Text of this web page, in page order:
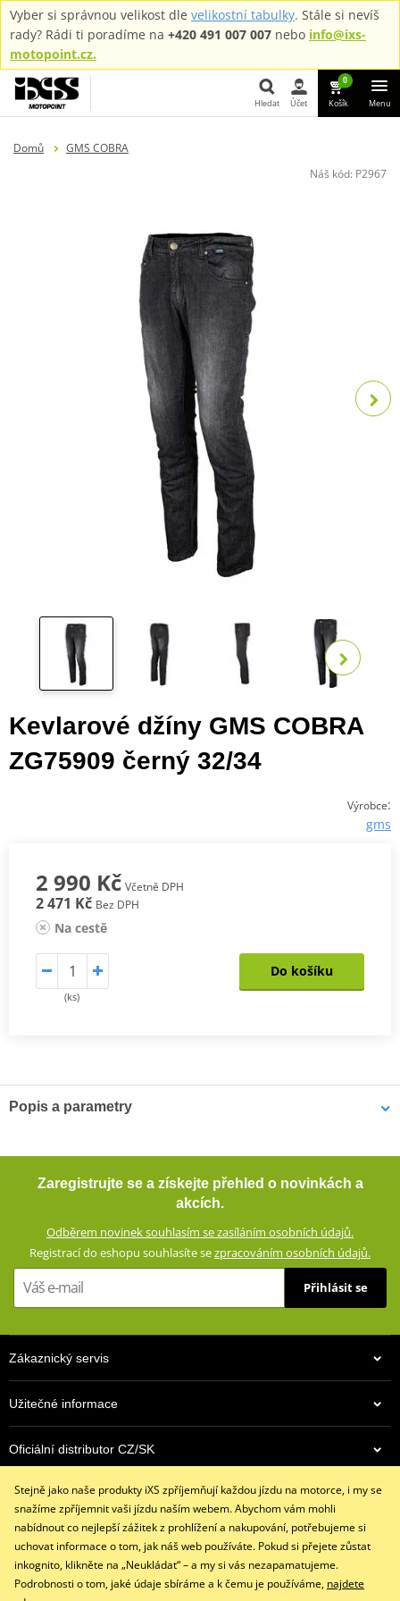
Vyber si správnou velikost dle velikostní tabulky. Stále si nevíš
rady? Rádi ti poradíme na +420 491 007 007 nebo info@ixs-
motopoint.cz.
Hledat Účet
0
Košík Menu
Domů
GMS COBRA
Náš kód: P2967
Kevlarové džíny GMS COBRA
ZG75909 černý 32/34
Výrobce:
gms
2 990 Kč Včetně DPH
2 471 Kč Bez DPH
Na cestě
(ks)
Do košíku
Popis a parametry
Pohodlné motocyklové džíny s rovným střihem. Tyto džíny
poskytují dostatečnou ochranu při jízdě na motocyklu díky
impaktních místech. Zároveň vypadají civilně a díky příměsi
elastanu skvěle padnou a příjemně se nosí.
Džíny s rovným střihem a 5 kapsami
Vnější materiál: 98% bavlna, 2% elastan
Podšívka: 100% polyester
40% polyester
Podšívka ze síťoviny od pasu ke kolenům
Výškově nastavitelné vyjímatelné CE certifikované chrániče
Džíny jsou z výroby opatřeny prémiovou impregnací
Huntsman®, která vydrží až 15 vyprání
PDF iXS SIZE
PDF iXS SIZE
PDF
Zaregistrujte se a získejte přehled o novinkách a
akcích.
Odběrem novinek souhlasím se zasíláním osobních údajů.
Registrací do eshopu souhlasíte sezpracováním osobních údajů.
Přihlásit se
Zákaznický servis
Užitečné informace
Oficiální distributor CZ/SK
Kontaktujte nás
info@ixs-motopoint.cz
Po - Pá (8:00 - 16:30)
Stejně jako naše produkty iXS zpříjemňují každou jízdu na motorce, i my se
snažíme zpříjemnit vaši jízdu naším webem. Abychom vám mohli
nabídnout co nejlepší zážitek z prohlížení a nakupování, potřebujeme si
uchovat informace o tom, jak náš web používáte. Pokud si přejete zůstat
inkognito, klikněte na „Neukládat“ – a my si vás nezapamatujeme.
Podrobnosti o tom, jaké údaje sbíráme a k čemu je používáme, najdete